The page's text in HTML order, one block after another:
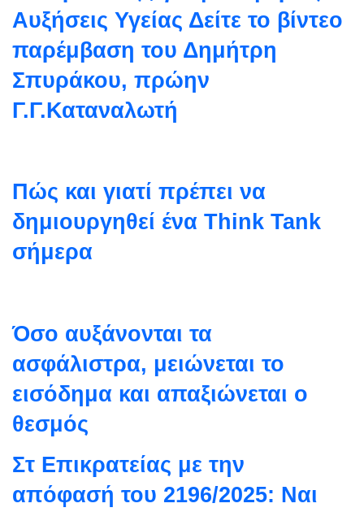
Αυξήσεις Υγείας Δείτε το βίντεο
παρέμβαση του Δημήτρη
Σπυράκου, πρώην
Γ.Γ.Καταναλωτή
Πώς και γιατί πρέπει να
δημιουργηθεί ένα Think Tank
σήμερα
Όσο αυξάνονται τα
ασφάλιστρα, μειώνεται το
εισόδημα και απαξιώνεται ο
θεσμός
Στ Επικρατείας με την
απόφασή του 2196/2025: Ναι